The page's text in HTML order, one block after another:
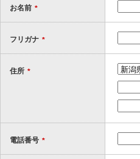
お名前 *
フリガナ *
住所 *
電話番号 *